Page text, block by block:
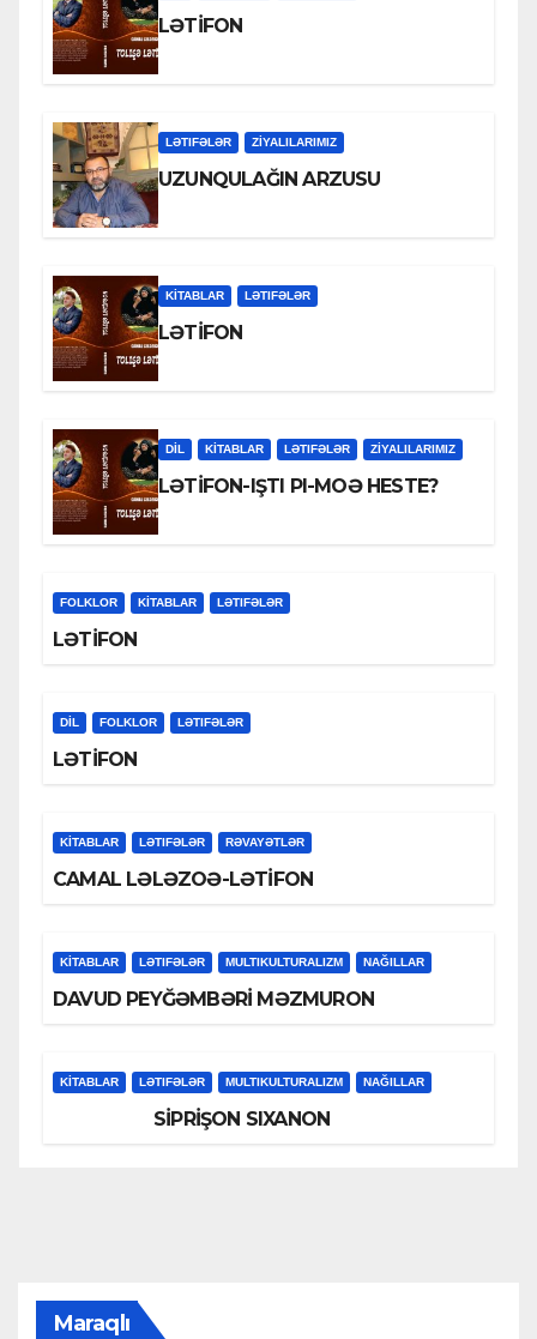
LƏTİFON
LƏTIFƏLƏR ZİYALILARIMIZ
UZUNQULAĞIN ARZUSU
KİTABLAR LƏTIFƏLƏR
LƏTİFON
DİL KİTABLAR LƏTIFƏLƏR ZİYALILARIMIZ
LƏTİFON-IŞTI PI-MOƏ HESTE?
FOLKLOR KİTABLAR LƏTIFƏLƏR
LƏTİFON
DİL FOLKLOR LƏTIFƏLƏR
LƏTİFON
KİTABLAR LƏTIFƏLƏR RƏVAYƏTLƏR
CAMAL LƏLƏZOƏ-LƏTİFON
KİTABLAR LƏTIFƏLƏR MULTIKULTURALIZM NAĞILLAR
DAVUD PEYĞƏMBƏRİ MƏZMURON
KİTABLAR LƏTIFƏLƏR MULTIKULTURALIZM NAĞILLAR
SİPRİŞON SIXANON
Maraqlı